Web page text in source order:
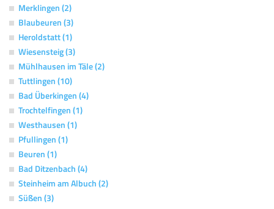
Merklingen (2)
Blaubeuren (3)
Heroldstatt (1)
Wiesensteig (3)
Mühlhausen im Täle (2)
Tuttlingen (10)
Bad Überkingen (4)
Trochtelfingen (1)
Westhausen (1)
Pfullingen (1)
Beuren (1)
Bad Ditzenbach (4)
Steinheim am Albuch (2)
Süßen (3)